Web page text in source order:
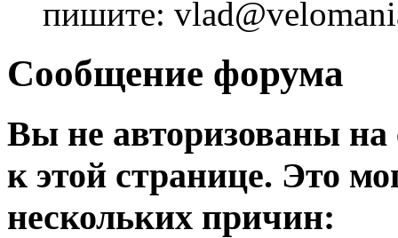
пишите:
Сообщение форума
Вы не авторизованы на
к этой странице. Это
нескольких причин: